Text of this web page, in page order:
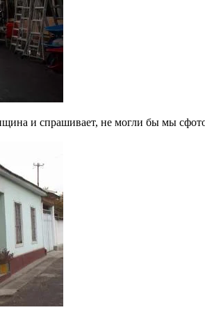
и спрашивает, не могли бы мы